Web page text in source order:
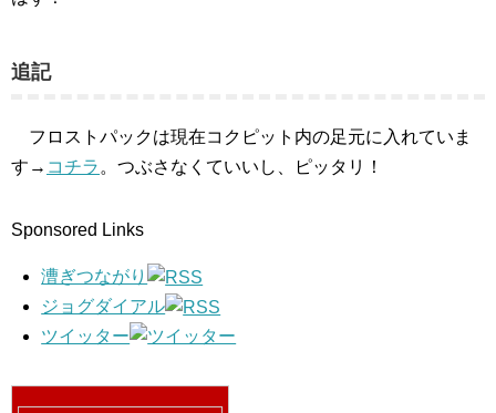
追記
フロストパックは現在コクピット内の足元に入れていま
す→ コチラ 。つぶさなくていいし、ピッタリ！
Sponsored Links
漕ぎつながり
ジョグダイアル
ツイッター